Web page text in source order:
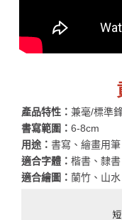
產品特性： 兼毫/標準
書寫範圍： 6-8cm
用途： 書寫、繪畫用筆
適合字體： 楷書、隸
適合繪圖： 蘭竹、山